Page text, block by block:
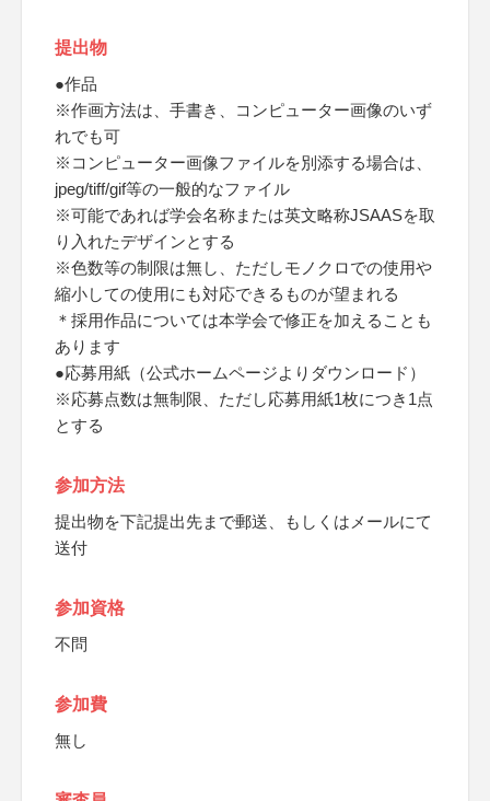
提出物
●作品
※作画方法は、手書き、コンピューター画像のいず
れでも可
※コンピューター画像ファイルを別添する場合は、
jpeg/tiff/gif等の一般的なファイル
※可能であれば学会名称または英文略称JSAASを取
り入れたデザインとする
※色数等の制限は無し、ただしモノクロでの使用や
縮小しての使用にも対応できるものが望まれる
＊採用作品については本学会で修正を加えることも
あります
●応募用紙（公式ホームページよりダウンロード）
※応募点数は無制限、ただし応募用紙1枚につき1点
とする
参加方法
提出物を下記提出先まで郵送、もしくはメールにて
送付
参加資格
不問
参加費
無し